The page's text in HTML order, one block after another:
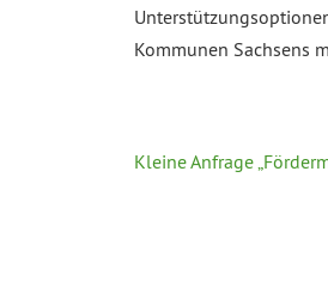
Kommunen Sachsens
Kleine Anfrage